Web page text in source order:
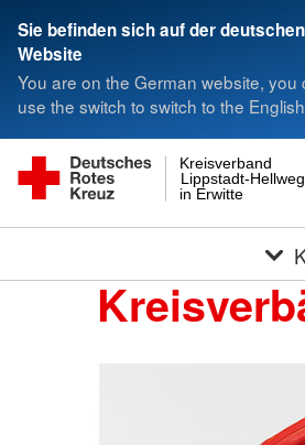
Sie befinden sich auf der deutschen
Website
You are on the German website, you
use the switch to switch to the
in Erwitte
Lippstadt-
Kreisverband